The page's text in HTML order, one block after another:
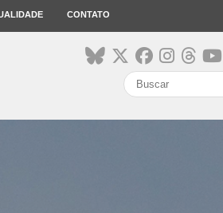
CONTATO